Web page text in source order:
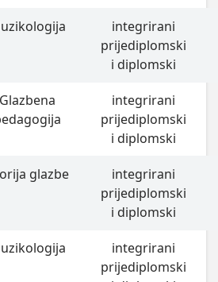
integrirani
prijediplomski
i diplomski
Glazbena
integrirani
prijediplomski
i diplomski
glazbe
integrirani
prijediplomski
i diplomski
integrirani
prijediplomski